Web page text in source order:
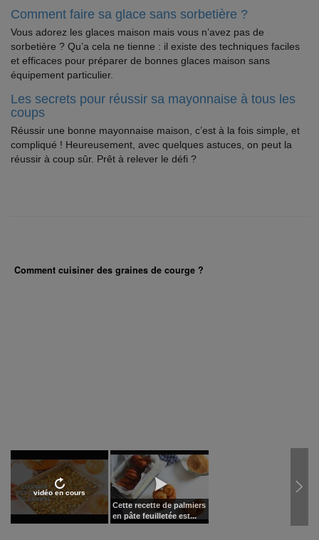
Comment faire sa glace sans sorbetière ?
Vous adorez les glaces maison mais vous n’avez pas de
sorbetière ? Qu’a cela ne tienne : il existe des techniques faciles
et efficaces pour préparer de bonnes glaces maison sans
équipement particulier.
Les secrets pour réussir sa mayonnaise à tous les
coups
Réussir une bonne mayonnaise maison, c’est à la fois simple, et
compliqué ! Heureusement, avec quelques astuces, on peut la
réussir à coup sûr. Prêt à relever le défi ?
Comment cuisiner des graines de courge ?
vidéo en cours
Cette recette de palmiers
en pâte feuilletée est...